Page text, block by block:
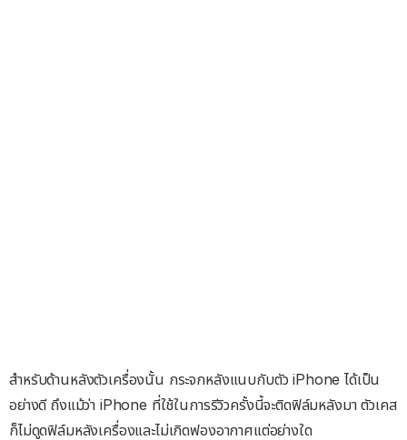
สำหรับด้านหลังตัวเครื่องนั้น กระจกหลังแนบกับตัว iPhone ได้เป็น
อย่างดี ถึงแม้ว่า iPhone ที่ใช้ในการรีวิวครั้งนี้จะติดฟิล์มหลังมา ตัวเคส
ก็ไม่ดูดฟิล์มหลังเครื่องและไม่เกิดฟองอากาศแต่อย่างใด